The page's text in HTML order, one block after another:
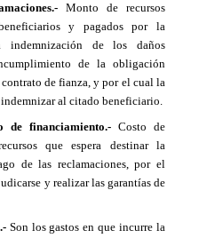
Monto de recursos
y pagados por la
indemnización de los daños
de la obligación
de fianza, y por el cual la
al citado beneficiario.
de financiamiento.- Costo de
que espera destinar la
de las reclamaciones, por el
y realizar las garantías de
Son los gastos en que incurre la